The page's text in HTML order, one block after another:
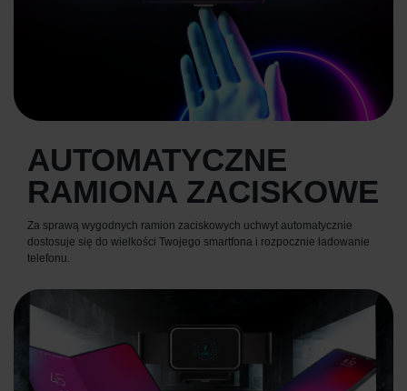
AUTOMATYCZNE
RAMIONA ZACISKOWE
Za sprawą wygodnych ramion zaciskowych uchwyt automatycznie
dostosuje się do wielkości Twojego smartfona i rozpocznie ładowanie
telefonu.